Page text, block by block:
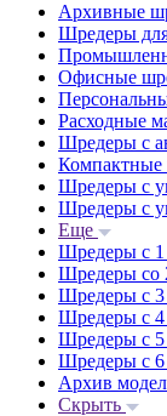
Архивные
Шредеры
Офисные
Расходные
Шредеры с
Шредеры с
Шредеры с
Еще
Шредеры с 1
Шредеры со
Шредеры с 3
Шредеры с 4
Шредеры с 5
Шредеры с 6
Архив
Скрыть